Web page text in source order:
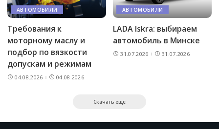
АВТОМОБИЛИ
Требования к
моторному маслу и
подбор по вязкости
допускам и режимам
04.08.2026 04.08.2026
АВТОМОБИЛИ
LADA Iskra: выбираем
автомобиль в Минске
31.07.2026 31.07.2026
Скачать еще